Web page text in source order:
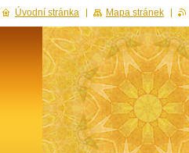
Úvodní stránka Mapa stránek